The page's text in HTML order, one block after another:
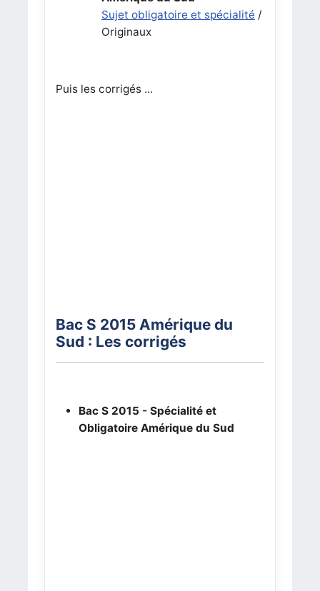
Sujet obligatoire et spécialité /
Originaux
Puis les corrigés ...
Bac S 2015 Amérique du
Sud : Les corrigés
Bac S 2015 - Spécialité et
Obligatoire Amérique du Sud